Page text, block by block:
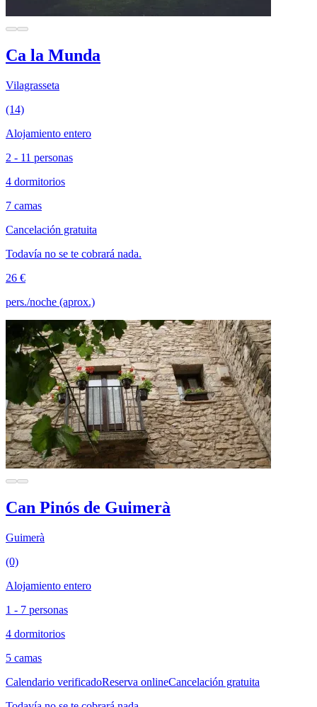
Ca la Munda
Vilagrasseta
(14)
Alojamiento entero
2 - 11 personas
4 dormitorios
7 camas
Cancelación gratuita
Todavía no se te cobrará nada.
26 €
pers./noche (aprox.)
Can Pinós de Guimerà
Guimerà
(0)
Alojamiento entero
1 - 7 personas
4 dormitorios
5 camas
Calendario verificadoReserva onlineCancelación gratuita